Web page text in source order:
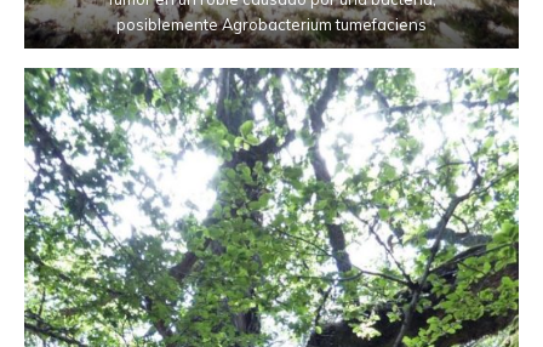
posiblemente Agrobacterium tumefaciens